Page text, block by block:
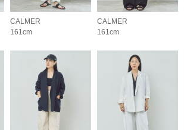
CALMER
161cm
CALMER
161cm